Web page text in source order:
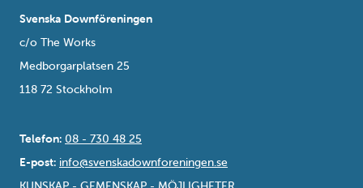
Svenska Downföreningen
c/o The Works
Medborgarplatsen 25
118 72 Stockholm
Telefon: 08 - 730 48 25
E-post: info@svenskadownforeningen.se